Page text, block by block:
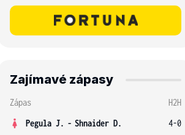
Zajímavé zápasy
Zápas
H2H
Pegula J. - Shnaider D.
4-0